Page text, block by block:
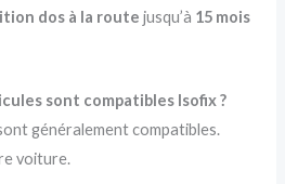
dos à la route jusqu’à 15 mois
sont compatibles Isofix ?
généralement compatibles.
voiture.